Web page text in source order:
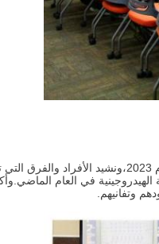
الغرض من هذا الاجتماع هو تلخيص حالة قبول مشروع الطاقة
الهيدروجينية في العام
وتفانيهم.